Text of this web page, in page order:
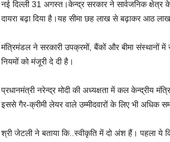
नई दिल्ली 31 अगस्त।केन्द्र सरकार ने सार्वजनिक क्षेत्र
दायरा बढ़ा दिया है।यह सीमा छह लाख से बढ़ाकर आठ
मंत्रिमंडल ने सरकारी उपक्रमों, बैंकों और बीमा संस्थानों में
नियमों को मंजूरी दे दी है।
प्रधानमंत्री नरेन्द्र मोदी की अध्यक्षता में कल केन्द्रीय
इससे गैर-क्रीमी लेयर वाले उम्मीदवारों के लिए भी अधिक
श्री जेटली ने बताया कि..स्वीकृति में दो अंश हैं। पहला ये